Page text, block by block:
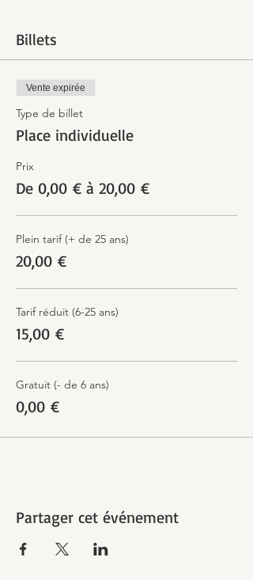
Billets
Vente expirée
Type de billet
Place individuelle
Prix
De 0,00 € à 20,00 €
Plein tarif (+ de 25 ans)
20,00 €
Tarif réduit (6-25 ans)
15,00 €
Gratuit (- de 6 ans)
0,00 €
Partager cet événement